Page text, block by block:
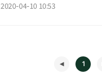
2020-04-10 10:53
1